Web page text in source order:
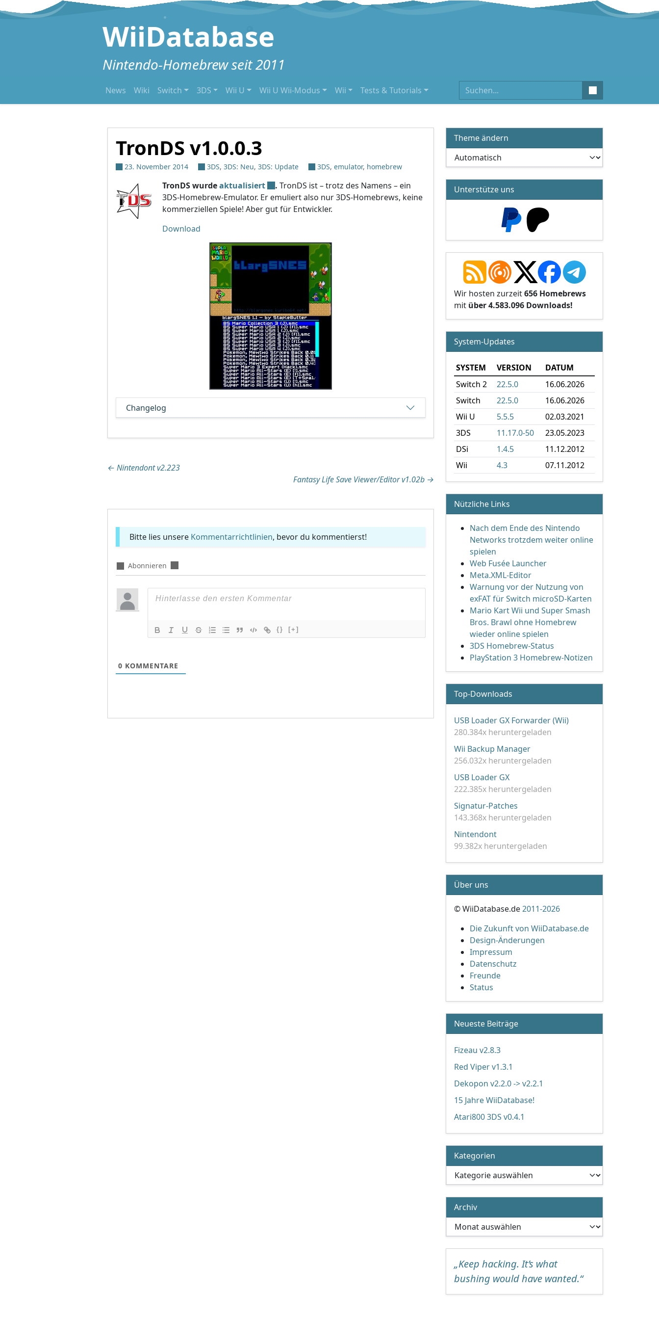
Zum Inhalt springen
WiiDatabase
Nintendo-Homebrew seit 2011
News Wiki Switch 3DS Wii U Wii U Wii-Modus Wii Tests & Tutorials Suchen
TronDS v1.0.0.3
23. November 2014 3DS, 3DS: Neu, 3DS: Update 3DS, emulator, homebrew
TronDS wurdeaktualisiert . TronDS ist – trotz des Namens – ein
3DS-Homebrew-Emulator. Er emuliert also nur 3DS-Homebrews, keine
kommerziellen Spiele! Aber gut für Entwickler.
Download
Changelog
Beitragsnavigation
← Nintendont v2.223
Fantasy Life Save Viewer/Editor v1.02b →
Bitte lies unsere Kommentarrichtlinien, bevor du kommentierst!
Abonnieren
{} [+]
0 KOMMENTARE
Theme ändern
Unterstütze uns
Wir hosten zurzeit656 Homebrews
mit über 4.583.096 Downloads!
System-Updates
SYSTEM VERSION
DATUM
Switch 2
22.5.0
16.06.2026
Switch
22.5.0
16.06.2026
Wii U
5.5.5
02.03.2021
3DS
11.17.0-50
23.05.2023
DSi
1.4.5
11.12.2012
Wii
4.3 07.11.2012
Nützliche Links
Nach dem Ende des Nintendo
Networks trotzdem weiter online
spielen
Web Fusée Launcher
Meta.XML-Editor
Warnung vor der Nutzung von
exFAT für Switch microSD-Karten
Mario Kart Wii und Super Smash
Bros. Brawl ohne Homebrew
wieder online spielen
3DS Homebrew-Status
PlayStation 3 Homebrew-Notizen
Top-Downloads
USB Loader GX Forwarder (Wii)
280.384x heruntergeladen
Wii Backup Manager
256.032x heruntergeladen
USB Loader GX
222.385x heruntergeladen
Signatur-Patches
143.368x heruntergeladen
Nintendont
99.382x heruntergeladen
Über uns
© WiiDatabase.de2011-2026
Die Zukunft von WiiDatabase.de
Design-Änderungen
Impressum
Datenschutz
Freunde
Status
Neueste Beiträge
Fizeau v2.8.3
Red Viper v1.3.1
Dekopon v2.2.0 -> v2.2.1
15 Jahre WiiDatabase!
Atari800 3DS v0.4.1
Kategorien
Kategorien
Archiv
Archiv
„Keep hacking. It’s what
bushing would have wanted.“